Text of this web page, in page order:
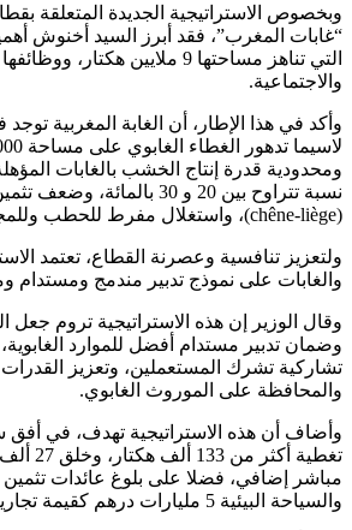
وبخصوص الاستراتيجية الجديدة المتعلقة
“غابات المغرب”، فقد أبرز السيد أخنوش
التي تناهز مساحتها 9 ملايين هكتار،
والاجتماعية.
وأكد في هذا الإطار، أن الغابة المغربية
ومحدودية قدرة إنتاج الخشب بالغابات
نسبة تتراوح بين 20 و 30
(chêne-liège)، واستغلال مفرط للحطب وللمجالات الرعوية.
ولتعزيز تنافسية وعصرنة القطاع، تعتمد
والغابات على نموذج تدبير مندمج ومستدام
وقال الوزير إن هذه الاستراتيجية تروم جعل
وضمان تدبير مستدام أفضل للموارد
تشاركية تشرك المستعملين، وتعزيز القدرات
والمحافظة على الموروث الغابوي.
مباشر إضافي، فضلا على بلوغ عائدات تثمين
والسياحة البيئية 5 مليارات درهم كقيمة تجارية سنوية.